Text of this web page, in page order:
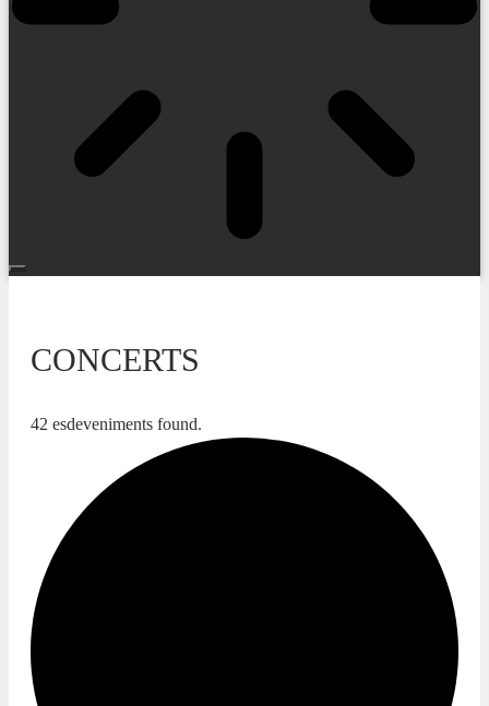
CONCERTS
42 esdeveniments found.